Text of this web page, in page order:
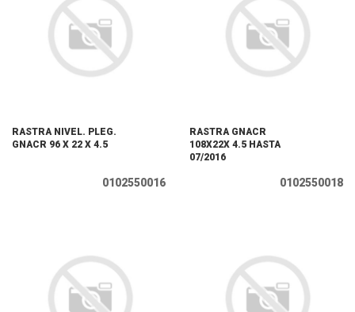
RASTRA NIVEL. PLEG.
GNACR 96 X 22 X 4.5
0102550016
RASTRA GNACR
108X22X 4.5 HASTA
07/2016
0102550018